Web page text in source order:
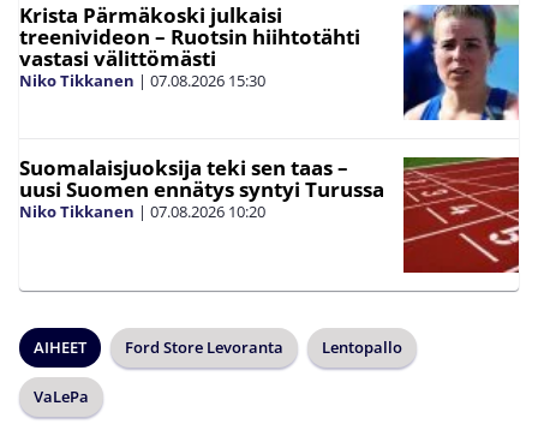
Krista Pärmäkoski julkaisi
treenivideon – Ruotsin hiihtotähti
vastasi välittömästi
Niko Tikkanen | 07.08.2026 15:30
Suomalaisjuoksija teki sen taas –
uusi Suomen ennätys syntyi Turussa
Niko Tikkanen | 07.08.2026 10:20
AIHEET Ford Store Levoranta Lentopallo
VaLePa